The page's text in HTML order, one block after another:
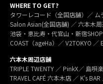
WHERE TO GET?
タワーレコード（全国店舗）／
Salon Asian(全国店舗) ／ 六本木
池袋・恵比寿・代官山・新宿
COAST（ageHa）／ V2TOKYO ／
六本木周辺店舗
TRIPLE TWENTY ／ PinkX／ 島
TRAVEL CAFÉ 六本木店 ／ K’s